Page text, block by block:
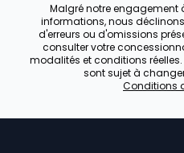
Malgré notre engagement
informations, nous
d'erreurs ou d'omissions
consulter votre
modalités et conditions réelles.
sont sujet à
Conditions